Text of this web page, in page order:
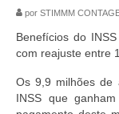
por STIMMM
Benefícios do
com reajuste entre
Os 9,9 milhões de
INSS que